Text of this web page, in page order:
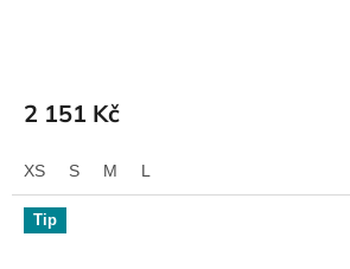
2 151 Kč
XS S M L
Tip